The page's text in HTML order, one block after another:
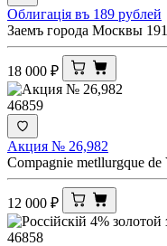
Облигацiя въ 189 рублей
Заемъ города Москвы
18 000 ₽
46859
Акция № 26,982
Compagnie metllurgque
12 000 ₽
46858